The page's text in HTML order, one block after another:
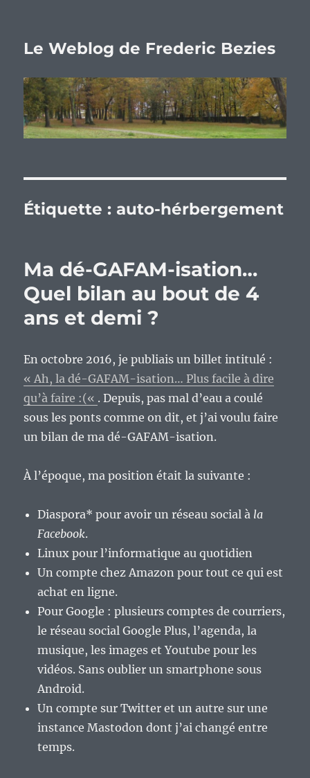
Le Weblog de Frederic Bezies
Étiquette : auto-hérbergement
Ma dé-GAFAM-isation…
Quel bilan au bout de 4
ans et demi ?
En octobre 2016, je publiais un billet intitulé :
« Ah, la dé-GAFAM-isation… Plus facile à dire
qu’à faire :(« . Depuis, pas mal d’eau a coulé
sous les ponts comme on dit, et j’ai voulu faire
un bilan de ma dé-GAFAM-isation.
À l’époque, ma position était la suivante :
Diaspora* pour avoir un réseau social à la
Facebook.
Linux pour l’informatique au quotidien
Un compte chez Amazon pour tout ce qui est
achat en ligne.
Pour Google : plusieurs comptes de courriers,
le réseau social Google Plus, l’agenda, la
musique, les images et Youtube pour les
vidéos. Sans oublier un smartphone sous
Android.
Un compte sur Twitter et un autre sur une
instance Mastodon dont j’ai changé entre
temps.